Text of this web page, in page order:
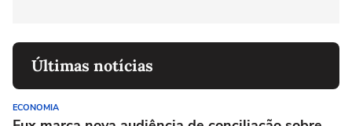
Últimas notícias
ECONOMIA